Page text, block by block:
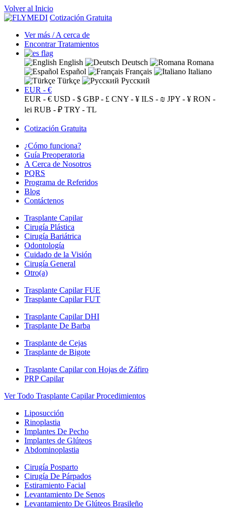
Volver al Inicio
Cotización Gratuita
Ver más / A cerca de
Encontrar Tratamientos
English Deutsch
Romana
Español
Français
Italiano
Türkçe
Русский
EUR - €
EUR - € USD - $ GBP - £ CNY - ¥ ILS - ₪ JPY - ¥ RON -
lei RUB - ₽ TRY - TL
Cotización Gratuita
¿Cómo funciona?
Guía Preoperatoria
A Cerca de Nosotros
PQRS
Programa de Referidos
Blog
Contáctenos
Trasplante Capilar
Cirugía Plástica
Cirugía Bariátrica
Odontología
Cuidado de la Visión
Cirugía General
Otro(a)
Trasplante Capilar FUE
Trasplante Capilar FUT
Trasplante Capilar DHI
Trasplante De Barba
Trasplante de Cejas
Trasplante de Bigote
Trasplante Capilar con Hojas de Záfiro
PRP Capilar
Ver Todo Trasplante Capilar Procedimientos
Liposucción
Rinoplastia
Implantes De Pecho
Implantes de Glúteos
Abdominoplastia
Cirugía Posparto
Cirugía De Párpados
Estiramiento Facial
Levantamiento De Senos
Levantamiento De Glúteos Brasileño